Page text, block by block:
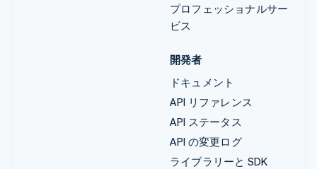
プロフェッショナルサー
ビス
開発者
ドキュメント
API リファレンス
API ステータス
API の変更ログ
ライブラリーと SDK